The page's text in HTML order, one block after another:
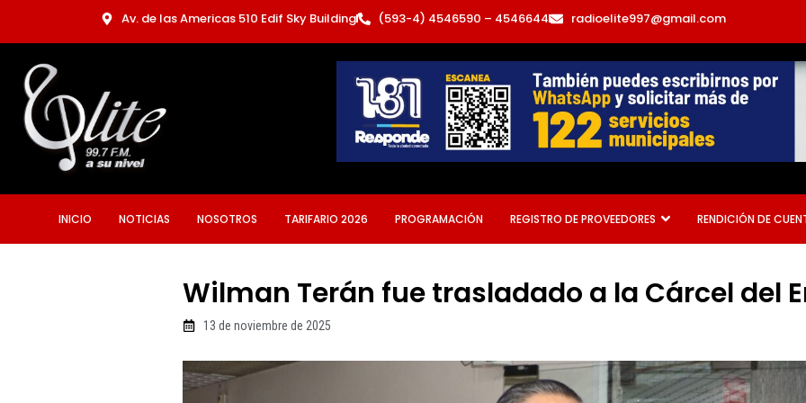
Av. de las Americas 510 Edif Sky Building (593-4) 4546590 – 4546644 radioelite997@gmail.com
INICIO NOTICIAS NOSOTROS TARIFARIO 2026 PROGRAMACIÓN REGISTRO DE PROVEEDORES RENDICIÓN DE
Wilman Terán fue trasladado a la Cárcel del
13 de noviembre de 2025